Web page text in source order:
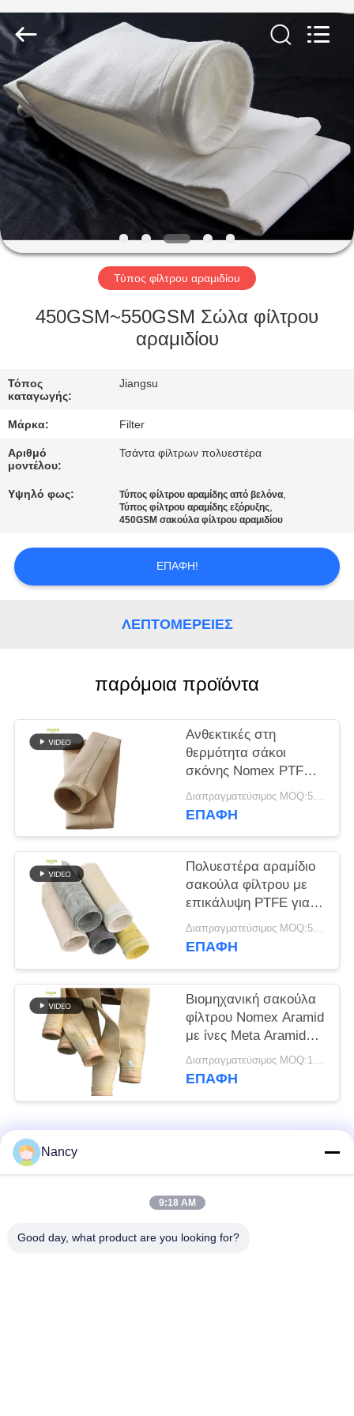
ΣΠΊΤΙ
ΠΡΟΪΌΝΤΑ
ΣΧΕΤΙΚΆ
ΜΕ
ΕΜΆΣ
ΕΡΓΟΣΤΑΣΊΩΝ
ΈΛΕΓΧΟΣ
ΜΑΣ
ΕΛΆΤΕ
ΣΕ
ΕΙΔΉΣΕΙΣ
ΑΠΌΣΠΑΣΜΑ
SITEMAP
ΠΟΛΙΤΙΚΉ
ΑΠΟΡΡΉΤΟΥ
Filter
Environmental
Technology
Co.,Ltd..
All
Rights
Reserved.
Τύπος φίλτρου αραμιδίου
450GSM~550GSM Σώλα φίλτρου
αραμιδίου
Τόπος
καταγωγής:
Jiangsu
Μάρκα: Filter
Αριθμό
μοντέλου:
Τσάντα φίλτρων πολυεστέρα
Υψηλό φως: Τύπος φίλτρου αραμίδης από βελόνα,
Τύπος φίλτρου αραμίδης εξόρυξης,
450GSM σακούλα φίλτρου αραμιδίου
ΕΠΑΦΉ!
ΛΕΠΤΟΜΈΡΕΙΕΣ
παρόμοια προϊόντα
Ανθεκτικές στη
θερμότητα σάκοι
σκόνης Nomex PTFE
από γυάλινη ίνα P84
για βιομηχανικούς
Διαπραγματεύσιμος MOQ:50 τεμ
ΕΠΑΦΉ
Πολυεστέρα αραμίδιο
σακούλα φίλτρου με
επικάλυψη PTFE για
βιομηχανικές
εφαρμογές καύσης
Διαπραγματεύσιμος MOQ:50 τεμ
ΕΠΑΦΉ
Βιομηχανική σακούλα
φίλτρου Nomex Aramid
με ίνες Meta Aramid
και επεξεργασία
Singeing για
Διαπραγματεύσιμος MOQ:100 τεμ
ΕΠΑΦΉ
Λαϊκή κατηγορία
Τύπος φίλτρου
Nancy
9:18 AM
Good day, what product are you looking for?